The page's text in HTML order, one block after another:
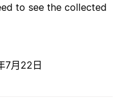
to see the collected
7月22日